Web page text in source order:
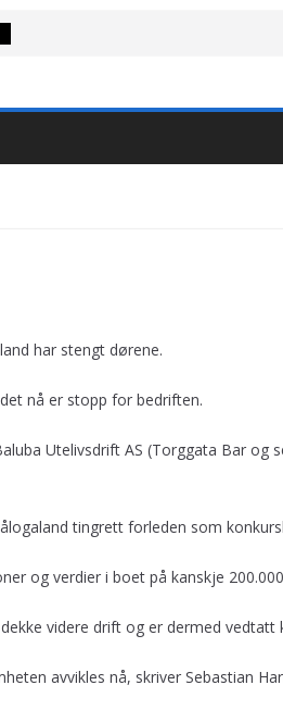
har stengt dørene.
nå er stopp for bedriften.
Utelivsdrift AS (Torggata Bar og
tingrett forleden som
og verdier i boet på kanskje
videre drift og er dermed vedtatt
avvikles nå, skriver Sebastian